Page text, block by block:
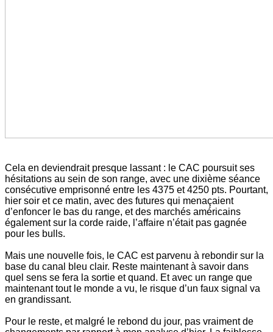
Cela en deviendrait presque lassant : le CAC poursuit ses
hésitations au sein de son range, avec une dixième séance
consécutive emprisonné entre les 4375 et 4250 pts. Pourtant,
hier soir et ce matin, avec des futures qui menaçaient
d’enfoncer le bas du range, et des marchés américains
également sur la corde raide, l’affaire n’était pas gagnée
pour les bulls.
Mais une nouvelle fois, le CAC est parvenu à rebondir sur la
base du canal bleu clair. Reste maintenant à savoir dans
quel sens se fera la sortie et quand. Et avec un range que
maintenant tout le monde a vu, le risque d’un faux signal va
en grandissant.
Pour le reste, et malgré le rebond du jour, pas vraiment de